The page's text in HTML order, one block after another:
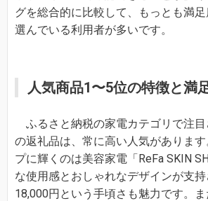
グを総合的に比較して、もっとも満
選んでいる利用者が多いです。
人気商品1〜5位の特徴と満
ふるさと納税の家電カテゴリで注
の返礼品は、常に高い人気がありま
プに輝くのは美容家電「ReFa SKIN
な使用感とおしゃれなデザインが支
18,000円という手頃さも魅力です。